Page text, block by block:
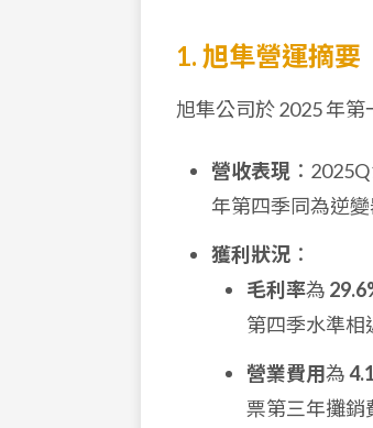
1. 旭隼營運摘要
旭隼公司於 2025 年
營收表現 ：
年第四季同為逆變
獲利狀況 ：
毛利率為
第四季水準相
營業費用為
票第三年攤銷